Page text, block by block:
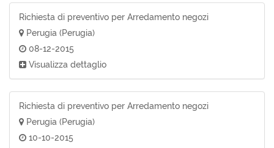
Richiesta di preventivo per Arredamento negozi
Perugia (Perugia)
08-12-2015
Visualizza dettaglio
Richiesta di preventivo per Arredamento negozi
Perugia (Perugia)
10-10-2015